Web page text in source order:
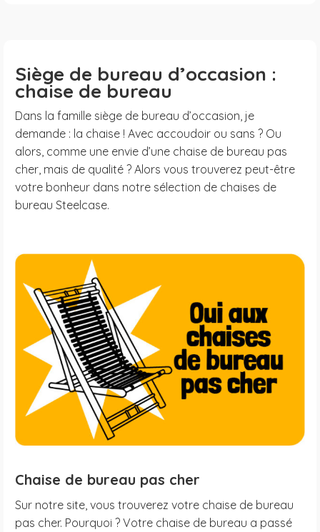
Siège de bureau d’occasion :
chaise de bureau
Dans la famille siège de bureau d’occasion, je
demande : la chaise ! Avec accoudoir ou sans ? Ou
alors, comme une envie d’une chaise de bureau pas
cher, mais de qualité ? Alors vous trouverez peut-être
votre bonheur dans notre sélection de chaises de
bureau Steelcase.
Chaise de bureau pas cher
Sur notre site, vous trouverez votre chaise de bureau
pas cher. Pourquoi ? Votre chaise de bureau a passé